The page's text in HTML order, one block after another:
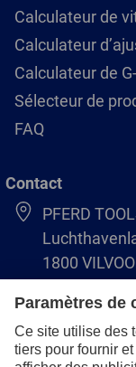
Calculateur de
Calculateur
Calculateur de
Sélecteur de
FAQ
Contact
PFERD
1800
(BE) +32
(NL) +31